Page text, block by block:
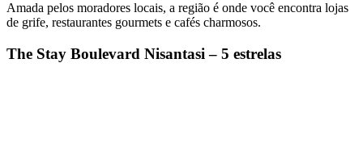
Amada pelos moradores locais, a região é onde você encontra lojas
de grife, restaurantes gourmets e cafés charmosos.
The Stay Boulevard Nisantasi – 5 estrelas